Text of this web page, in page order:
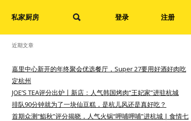
登录 注册
私家厨房
索：
近期文章
嘉里中心新开的年终聚会优选餐厅，Super 27要用好酒好肉吃
定杭州
JOE’S TEA评分出炉丨新店：人气韩国烤肉“王妃家”进驻杭城
排队90分钟就为了一块仙豆糕，是杭儿风还是真好吃？
首期众测“鮨秋”评分揭晓，人气火锅“呷哺呷哺”进杭城 | 食情七